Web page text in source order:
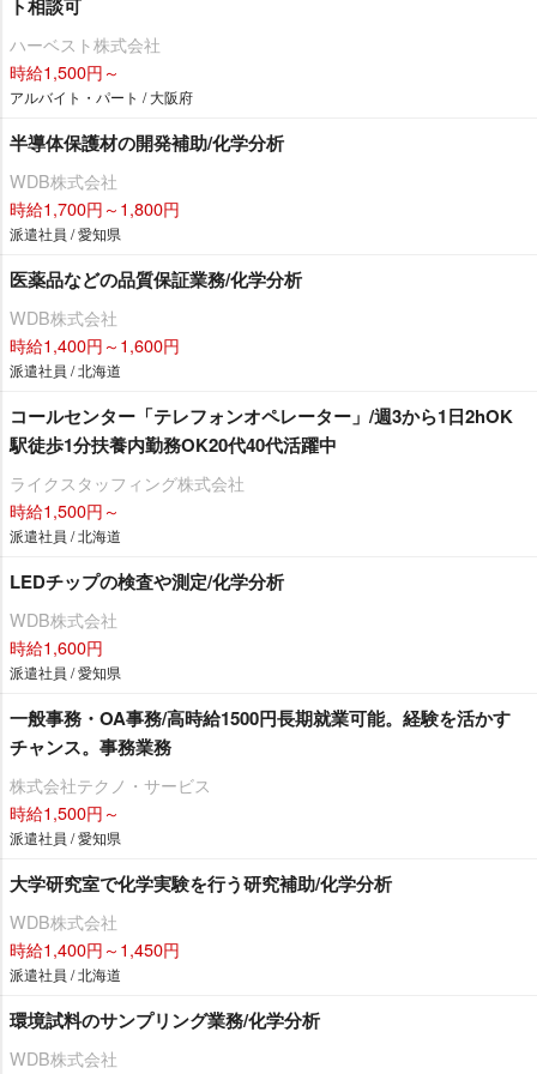
ト相談可
ハーベスト株式会社
時給1,500円～
アルバイト・パート / 大阪府
半導体保護材の開発補助/化学分析
WDB株式会社
時給1,700円～1,800円
派遣社員 / 愛知県
医薬品などの品質保証業務/化学分析
WDB株式会社
時給1,400円～1,600円
派遣社員 / 北海道
コールセンター「テレフォンオペレーター」/週3から1日2hOK
駅徒歩1分扶養内勤務OK20代40代活躍中
ライクスタッフィング株式会社
時給1,500円～
派遣社員 / 北海道
LEDチップの検査や測定/化学分析
WDB株式会社
時給1,600円
派遣社員 / 愛知県
一般事務・OA事務/高時給1500円長期就業可能。経験を活かす
チャンス。事務業務
株式会社テクノ・サービス
時給1,500円～
派遣社員 / 愛知県
大学研究室で化学実験を行う研究補助/化学分析
WDB株式会社
時給1,400円～1,450円
派遣社員 / 北海道
環境試料のサンプリング業務/化学分析
WDB株式会社